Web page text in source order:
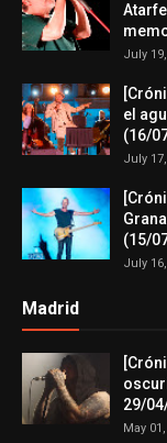
July
el
(16/
July
(15/
July
Madrid
29/
May